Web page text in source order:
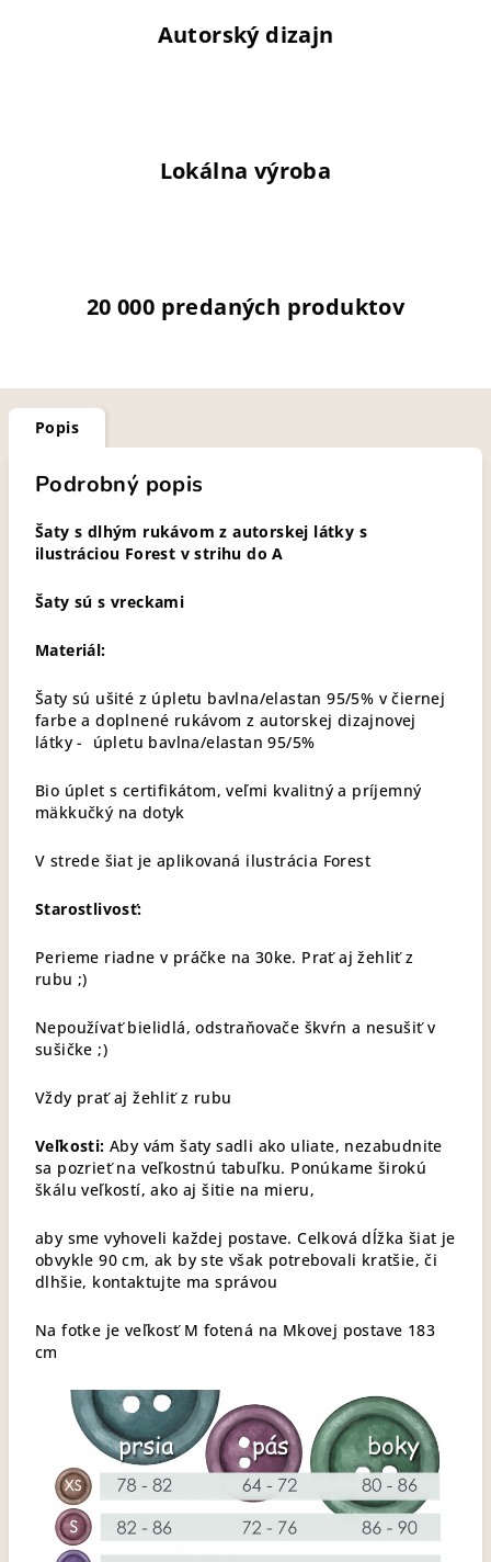
Autorský dizajn
Lokálna výroba
20 000 predaných produktov
Popis
Podrobný popis
Šaty s dlhým rukávom z autorskej látky s
ilustráciou Forest v strihu do A
Šaty sú s vreckami
Materiál:
Šaty sú ušité z úpletu bavlna/elastan 95/5% v čiernej
farbe a doplnené rukávom z autorskej dizajnovej
látky - úpletu bavlna/elastan 95/5%
Bio úplet s certifikátom, veľmi kvalitný a príjemný
mäkkučký na dotyk
V strede šiat je aplikovaná ilustrácia Forest
Starostlivosť:
Perieme riadne v práčke na 30ke. Prať aj žehliť z
rubu ;)
Nepoužívať bielidlá, odstraňovače škvŕn a nesušiť v
sušičke ;)
Vždy prať aj žehliť z rubu
Veľkosti: Aby vám šaty sadli ako uliate, nezabudnite
sa pozrieť na veľkostnú tabuľku. Ponúkame širokú
škálu veľkostí, ako aj šitie na mieru,
aby sme vyhoveli každej postave. Celková dĺžka šiat je
obvykle 90 cm, ak by ste však potrebovali kratšie, či
dlhšie, kontaktujte ma správou
Na fotke je veľkosť M fotená na Mkovej postave 183
cm